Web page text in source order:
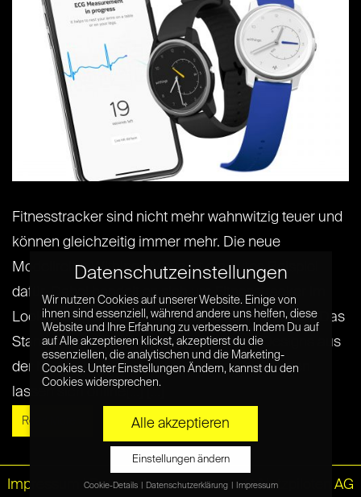
Fitnesstracker sind nicht mehr wahnwitzig teuer und
können gleichzeitig immer mehr. Die neue
Modellreihe Withings Move ist ein gutes Beispiel
dafür. Dabei handelt es sich um Fitnesstracker im
Look analoger Uhren mit besonderen Vorzügen. Das
Standardmodell sticht durch fünf bunte Designs aus
der Masse heraus. Weitere Farbkombinationen
lassen sich online[...] [...]
Read More »
Impressum |Datenschutz © Netzpiloten AG
Datenschutzeinstellungen
Wir nutzen Cookies auf unserer Website. Einige von
ihnen sind essenziell, während andere uns helfen, diese
Website und Ihre Erfahrung zu verbessern. Indem Du auf
auf Alle akzeptieren klickst, akzeptierst du die
essenziellen, die analytischen und die Marketing-
Cookies. Unter Einstellungen Ändern, kannst du den
Cookies widersprechen.
Alle akzeptieren
Einstellungen ändern
Cookie-Details Datenschutzerklärung Impressum